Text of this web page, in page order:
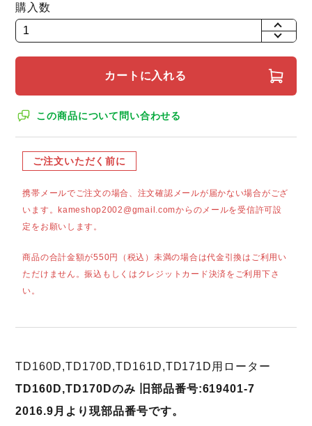
購入数
+
カートに入れる
この商品について問い合わせる
ご注文いただく前に
携帯メールでご注文の場合、注文確認メールが届かない場合がござ
います。kameshop2002@gmail.comからのメールを受信許可設
定をお願いします。
商品の合計金額が550円（税込）未満の場合は代金引換はご利用い
ただけません。振込もしくはクレジットカード決済をご利用下さ
い。
TD160D,TD170D,TD161D,TD171D用ローター
TD160D,TD170Dのみ 旧部品番号:619401-7
2016.9月より現部品番号です。